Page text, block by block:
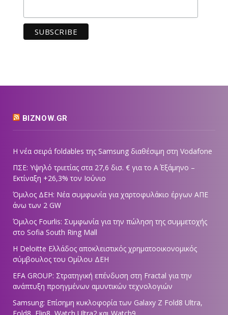
BIZNOW.GR
Η νέα σειρά foldables της Samsung διαθέσιμη στη Vodafone
ΠΣΕ: Υψηλό τριετίας στα 27,6 δισ. € για το Α΄ Εξάμηνο –
Εκτίναξη +26,3% τον Ιούνιο
Όμιλος ΔΕΗ: Νέα συμφωνία για χαρτοφυλάκιο έργων ΑΠΕ
άνω των 2 GW
Όμιλος Fourlis: Συμφωνία για την πώληση της συμμετοχής
στο Sofia South Ring Mall
Η Deloitte Ελλάδος αποκλειστικός χρηματοοικονομικός
σύμβουλος του Ομίλου ΔΕΗ
EFA GROUP: Στρατηγική επένδυση στη Fractal για την
ανάπτυξη προηγμένων αμυντικών τεχνολογιών
Samsung: Επίσημη κυκλοφορία των Galaxy Z Fold8 Ultra,